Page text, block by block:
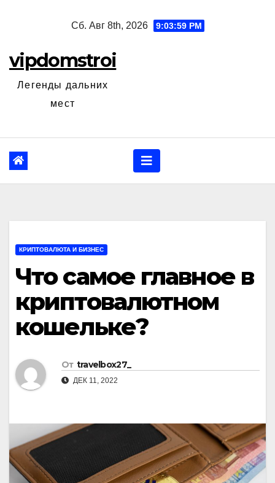
Сб. Авг 8th, 2026 9:04:01 PM
vipdomstroi
Легенды дальних
мест
КРИПТОВАЛЮТА И БИЗНЕС
Что самое главное в
криптовалютном
кошельке?
От travelbox27_
ДЕК 11, 2022